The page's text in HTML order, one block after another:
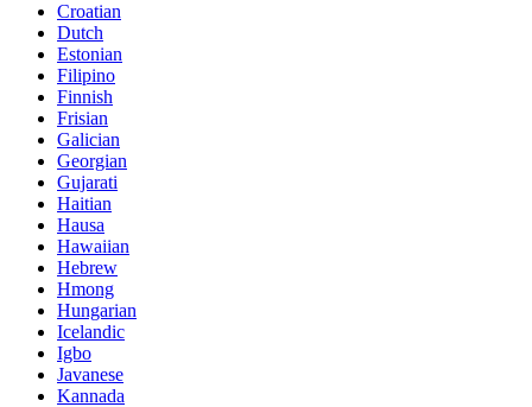
Croatian
Dutch
Estonian
Filipino
Finnish
Frisian
Galician
Georgian
Gujarati
Haitian
Hausa
Hawaiian
Hebrew
Hmong
Hungarian
Icelandic
Igbo
Javanese
Kannada